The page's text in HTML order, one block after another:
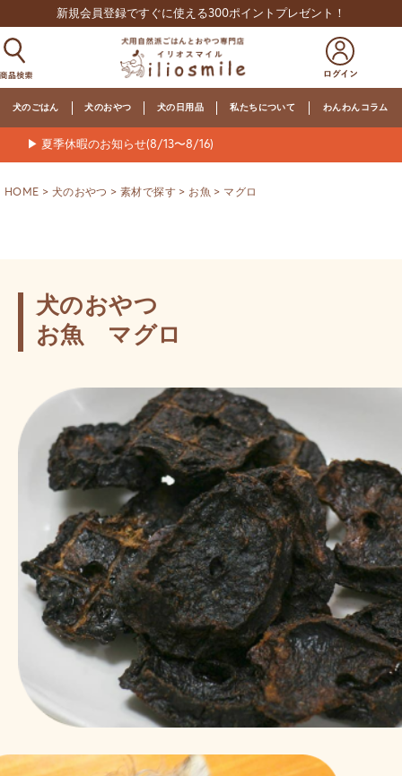
新規会員登録ですぐに使える300ポイントプレゼント！
犬のごはん 犬のおやつ 犬の日用品 私たちについて わんわんコラム
▶ 夏季休暇のお知らせ(8/13〜8/16)
HOME 犬のおやつ 素材で探す お魚 マグロ
犬のおやつ
お魚 マグロ